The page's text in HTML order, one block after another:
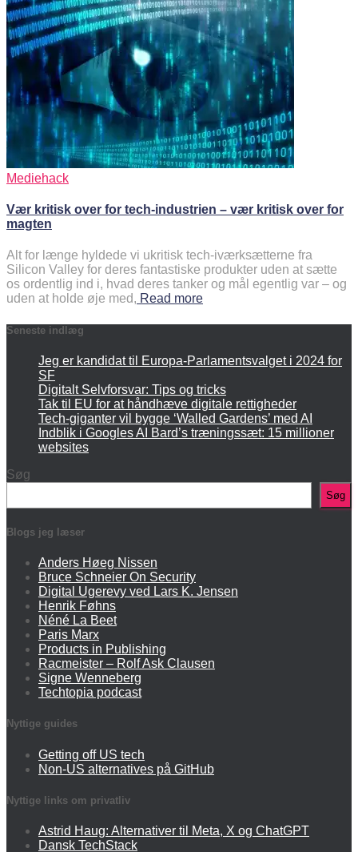
Mediehack
Vær kritisk over for tech-industrien – vær kritisk over for
magten
Alt for længe hyldede vi ukritisk tech-iværksætterne fra
Silicon Valley for deres fantastiske produkter uden at sætte
os ordentlig ind i, hvad deres tanker og mål egentlig var – og
uden at holde øje med, Read more
Seneste indlæg
Jeg er kandidat til Europa-Parlamentsvalget i 2024 for
SF
Digitalt Selvforsvar: Tips og tricks
Tak til EU for at håndhæve digitale rettigheder
Tech-giganter vil bygge ‘Walled Gardens’ med AI
Indblik i Googles AI Bard’s træningssæt: 15 millioner
websites
Søg
Søg
Blogs jeg læser
Anders Høeg Nissen
Bruce Schneier On Security
Digital Ugerevy ved Lars K. Jensen
Henrik Føhns
Néné La Beet
Paris Marx
Products in Publishing
Racmeister – Rolf Ask Clausen
Signe Wenneberg
Techtopia podcast
Nyttige guides
Getting off US tech
Non-US alternatives på GitHub
Nyttige links om privatliv
Astrid Haug: Alternativer til Meta, X og ChatGPT
Dansk TechStack